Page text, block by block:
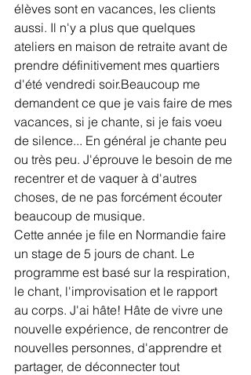
élèves sont en vacances, les clients
aussi. Il n'y a plus que quelques
ateliers en maison de retraite avant de
prendre définitivement mes quartiers
d'été vendredi soir.Beaucoup me
demandent ce que je vais faire de mes
vacances, si je chante, si je fais voeu
de silence... En général je chante peu
ou très peu. J'éprouve le besoin de me
recentrer et de vaquer à d'autres
choses, de ne pas forcément écouter
beaucoup de musique.
Cette année je file en Normandie faire
un stage de 5 jours de chant. Le
programme est basé sur la respiration,
le chant, l'improvisation et le rapport
au corps. J'ai hâte! Hâte de vivre une
nouvelle expérience, de rencontrer de
nouvelles personnes, d'apprendre et
partager, de déconnecter tout